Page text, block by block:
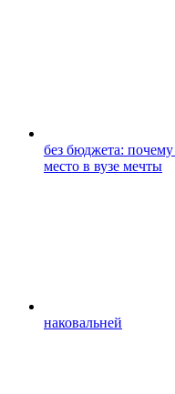
без бюджета:
место в вузе мечты
наковальней